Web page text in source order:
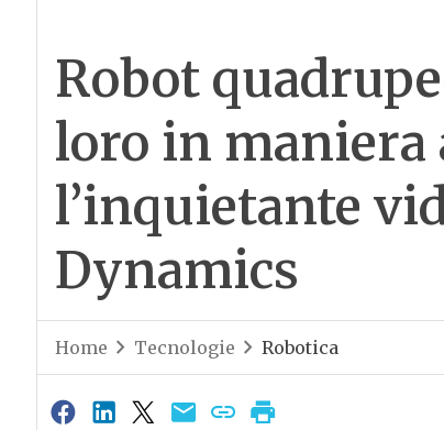
Robot
loro in maniera
l’inquietante
Dynamics
Home Tecnologie Robotica